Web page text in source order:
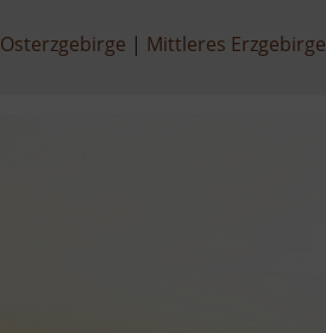
Osterzgebirge Mittleres Erzgebirge